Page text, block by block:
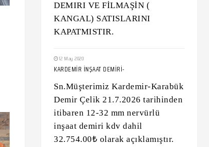
DEMIRI VE FİLMAŞİN (
KANGAL) SATISLARINI
KAPATMISTIR.
12 May 2020
KARDEMİR İNŞAAT DEMİRİ-
Sn.Müşterimiz Kardemir-Karabük
Demir Çelik 21.7.2026 tarihinden
itibaren 12-32 mm nervürlü
inşaat demiri kdv dahil
32.754.00₺ olarak açıklamıştır.